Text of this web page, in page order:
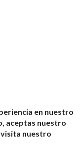
en nuestro
aceptas nuestro
visita nuestro